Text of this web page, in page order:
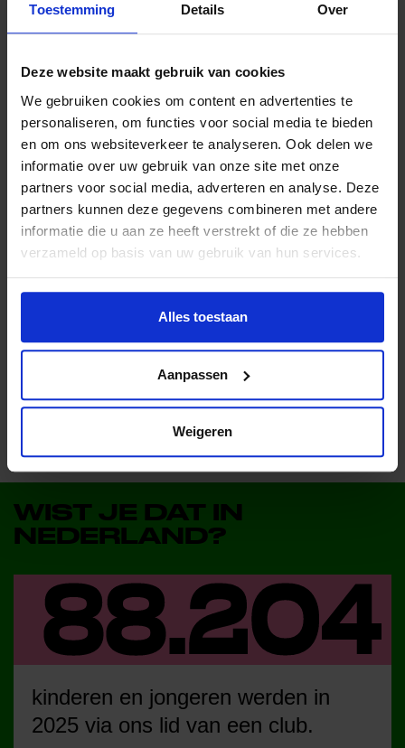
Toestemming Details Over
Deze website maakt gebruik van cookies
We gebruiken cookies om content en advertenties te
personaliseren, om functies voor social media te bieden
en om ons websiteverkeer te analyseren. Ook delen we
informatie over uw gebruik van onze site met onze
partners voor social media, adverteren en analyse. Deze
partners kunnen deze gegevens combineren met andere
informatie die u aan ze heeft verstrekt of die ze hebben
verzameld op basis van uw gebruik van hun services.
Alles toestaan
Aanpassen
Weigeren
Als kinderen na afloop graag op dansles willen en hun
Sport & Cultuur waarschijnlijk uitkomst bieden. Ouders
Jeugdfonds de danslessen kan vergoeden.
Lees meer nieuws
Lees meer nieuws van Jeugdfonds Sport &
Cultuur Groningen
Deel dit bericht op social media!
WIST JE DAT IN
NEDERLAND?
kinderen en jongeren werden in
2025 via ons lid van een club.